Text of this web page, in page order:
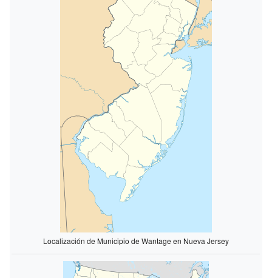
Localización de Municipio de Wantage en Nueva Jersey